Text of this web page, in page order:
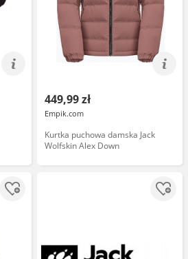
449,99 zł
Empik.com
Kurtka puchowa damska Jack
Wolfskin Alex Down